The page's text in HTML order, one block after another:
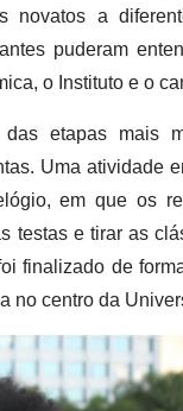
novatos a
puderam
o Instituto e o
etapas mais
Uma atividade
em que os
testas e tirar as
finalizado de
no centro da